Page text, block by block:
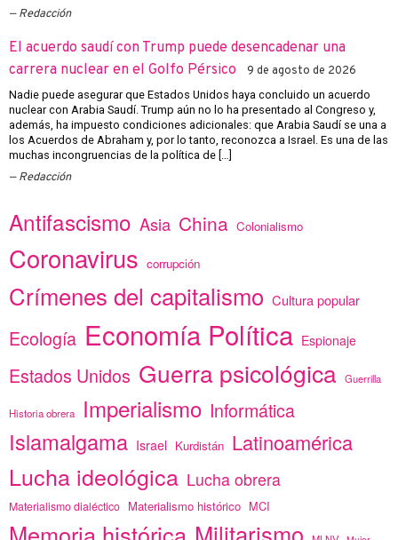
Redacción
El acuerdo saudí con Trump puede desencadenar una
carrera nuclear en el Golfo Pérsico
9 de agosto de 2026
Nadie puede asegurar que Estados Unidos haya concluido un acuerdo
nuclear con Arabia Saudí. Trump aún no lo ha presentado al Congreso y,
además, ha impuesto condiciones adicionales: que Arabia Saudí se una a
los Acuerdos de Abraham y, por lo tanto, reconozca a Israel. Es una de las
muchas incongruencias de la política de […]
Redacción
Antifascismo Asia China Colonialismo
Coronavirus corrupción
Crímenes del capitalismo Cultura popular
Ecología Economía Política Espionaje
Estados Unidos Guerra psicológica Guerrilla
Historia obrera Imperialismo Informática
Islamalgama Israel Kurdistán Latinoamérica
Lucha ideológica Lucha obrera
Materialismo dialéctico Materialismo histórico MCI